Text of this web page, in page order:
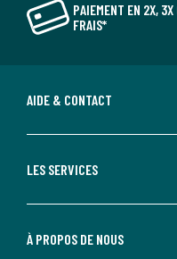
PAIEMENT EN 2X,
FRAIS*
AIDE & CONTACT
LES SERVICES
À PROPOS DE NOUS